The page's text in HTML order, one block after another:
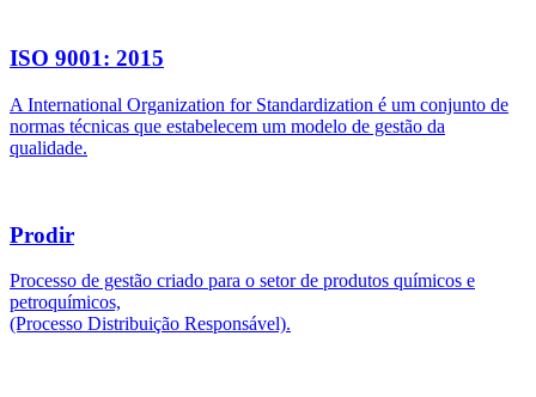
ISO 9001: 2015
A International Organization for Standardization é um conjunto de
normas técnicas que estabelecem um modelo de gestão da
qualidade.
Prodir
Processo de gestão criado para o setor de produtos químicos e
petroquímicos,
(Processo Distribuição Responsável).